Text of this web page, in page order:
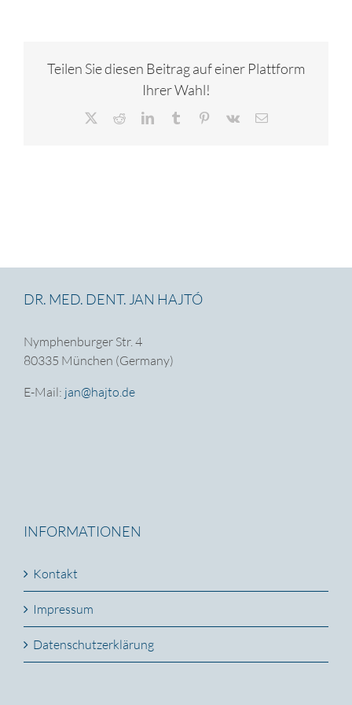
Teilen Sie diesen Beitrag auf einer Plattform
Ihrer Wahl!
RedditLinkedInTumblr Pinterest
Vk
E-
DR. MED. DENT. JAN HAJTÓ
Nymphenburger Str. 4
80335 München (Germany)
E-Mail: jan@hajto.de
INFORMATIONEN
Kontakt
Impressum
Datenschutzerklärung